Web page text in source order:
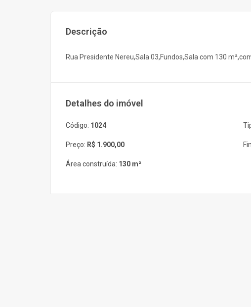
Descrição
Rua Presidente Nereu,Sala 03,Fundos,Sala com 130
Detalhes do imóvel
Código: 1024
Preço: R$ 1.900,00
Área construída: 130 m²